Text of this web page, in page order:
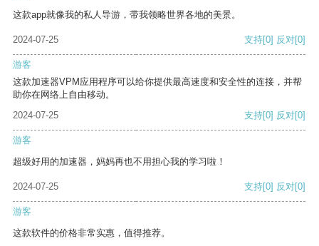
这款app就像我的私人导游，带我领略世界各地的美景。
2024-07-25 支持[0] 反对[0]
游客
这款加速器VPM应用程序可以给你提供最高速度和安全性的连接，并帮
助你在网络上自由移动。
2024-07-25
支持[0] 反对[0]
游客
超级好用的加速器，妈妈再也不用担心我的学习啦！
2024-07-25 支持[0] 反对[0]
游客
这款软件的价格非常实惠，值得推荐。